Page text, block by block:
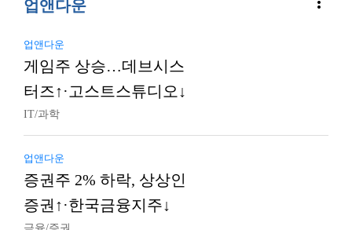
업앤다운
업앤다운
게임주 상승…데브시스
터즈↑·고스트스튜디오↓
IT/과학
업앤다운
증권주 2% 하락, 상상인
증권↑·한국금융지주↓